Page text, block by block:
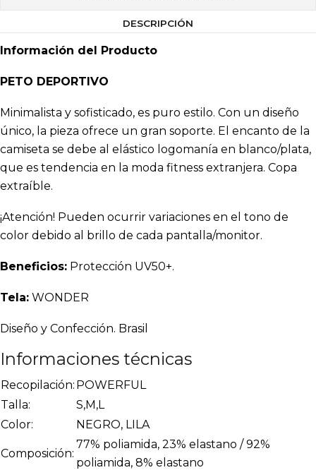
DESCRIPCIÓN
Información del Producto
PETO DEPORTIVO
Minimalista y sofisticado, es puro estilo. Con un diseño
único, la pieza ofrece un gran soporte. El encanto de la
camiseta se debe al elástico logomanía en blanco/plata,
que es tendencia en la moda fitness extranjera. Copa
extraíble.
¡Atención! Pueden ocurrir variaciones en el tono de
color debido al brillo de cada pantalla/monitor.
Beneficios: Protección UV50+.
Tela: WONDER
Diseño y Confección. Brasil
Informaciones técnicas
Recopilación: POWERFUL
Talla:
S,M,L
Color:
NEGRO, LILA
Composición:
77% poliamida, 23% elastano / 92%
poliamida, 8% elastano